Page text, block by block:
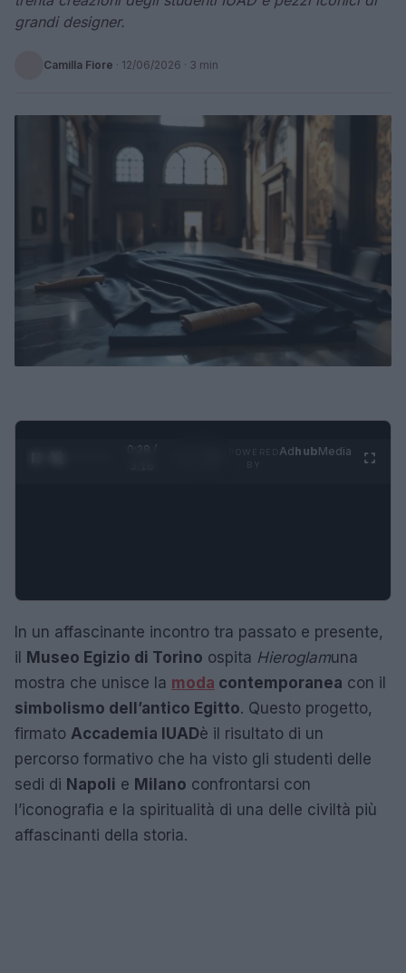
grandi designer.
Camilla Fiore · 12/06/2026 · 3 min
0:29 /
AdhubMedia
In un affascinante incontro tra passato e presente,
il
Museo Egizio di Torino ospita Hieroglamuna
mostra che unisce la moda contemporanea con il
simbolismo dell’antico Egitto. Questo progetto,
firmato Accademia IUADè il risultato di un
percorso formativo che ha visto gli studenti delle
sedi di Napoli e Milano confrontarsi con
l’iconografia e la spiritualità di una delle civiltà più
affascinanti della storia.